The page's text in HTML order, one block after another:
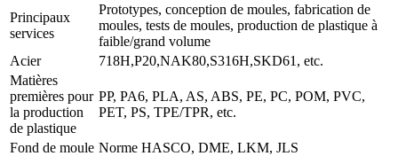
Principaux
services
Prototypes, conception de moules, fabrication de
moules, tests de moules, production de plastique à
faible/grand volume
Acier
718H,P20,NAK80,S316H,SKD61, etc.
Matières
premières pour
la production
de plastique
PP, PA6, PLA, AS, ABS, PE, PC, POM, PVC,
PET, PS, TPE/TPR, etc.
Fond de moule Norme HASCO, DME, LKM, JLS